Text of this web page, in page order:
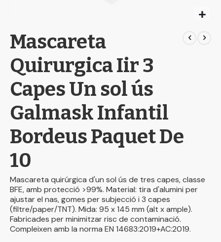
to
the
beginning
of
the
images
gallery
Mascareta
Quirurgica Iir 3
Capes Un sol ús
Galmask Infantil
Bordeus Paquet De
10
Mascareta quirúrgica d'un sol ús de tres capes, classe
BFE, amb protecció >99%. Material: tira d'alumini per
ajustar el nas, gomes per subjecció i 3 capes
(filtre/paper/TNT). Mida: 95 x 145 mm (alt x ample).
Fabricades per minimitzar risc de contaminació.
Compleixen amb la norma EN 14683:2019+AC:2019.